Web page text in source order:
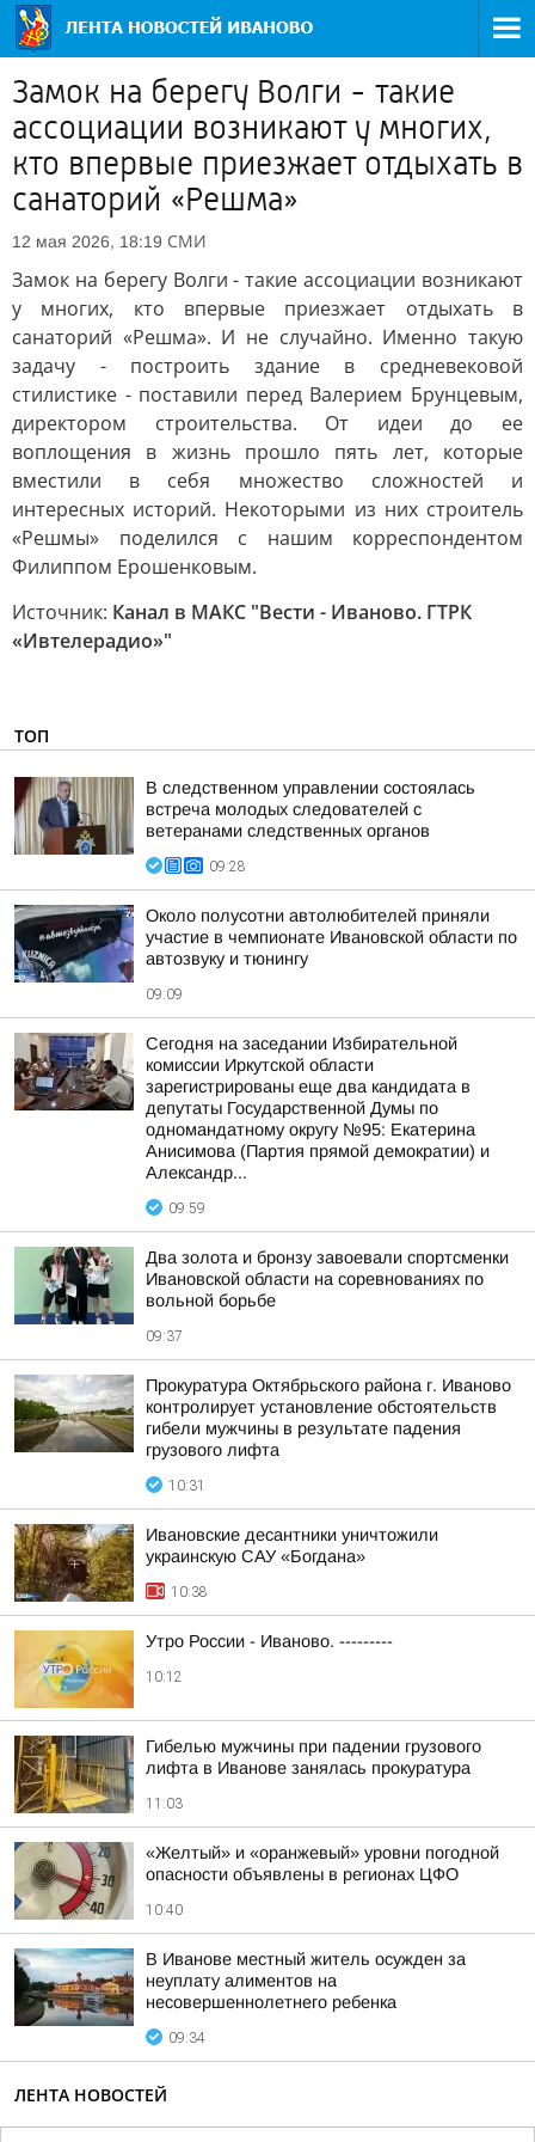
Замок на берегу Волги - такие
ассоциации возникают у многих,
кто впервые приезжает отдыхать в
санаторий «Решма»
12 мая 2026, 18:19 СМИ
Замок на берегу Волги - такие ассоциации возникают
у многих, кто впервые приезжает отдыхать в
санаторий «Решма». И не случайно. Именно такую
задачу - построить здание в средневековой
стилистике - поставили перед Валерием Брунцевым,
директором строительства. От идеи до ее
воплощения в жизнь прошло пять лет, которые
вместили в себя множество сложностей и
интересных историй. Некоторыми из них строитель
«Решмы» поделился с нашим корреспондентом
Филиппом Ерошенковым.
Источник: Канал в МАКС "Вести - Иваново. ГТРК
«Ивтелерадио»"
ТОП
В следственном управлении состоялась
встреча молодых следователей с
ветеранами следственных органов
09:28
Около полусотни автолюбителей приняли
участие в чемпионате Ивановской области по
автозвуку и тюнингу
09:09
Сегодня на заседании Избирательной
комиссии Иркутской области
зарегистрированы еще два кандидата в
депутаты Государственной Думы по
одномандатному округу №95: Екатерина
Анисимова (Партия прямой демократии) и
Александр...
09:59
Два золота и бронзу завоевали спортсменки
Ивановской области на соревнованиях по
вольной борьбе
09:37
Прокуратура Октябрьского района г. Иваново
контролирует установление обстоятельств
гибели мужчины в результате падения
грузового лифта
10:31
Ивановские десантники уничтожили
украинскую САУ «Богдана»
10:38
Утро России - Иваново. ---------
10:12
Гибелью мужчины при падении грузового
лифта в Иванове занялась прокуратура
11:03
«Желтый» и «оранжевый» уровни погодной
опасности объявлены в регионах ЦФО
10:40
В Иванове местный житель осужден за
неуплату алиментов на
несовершеннолетнего ребенка
09:34
ЛЕНТА НОВОСТЕЙ